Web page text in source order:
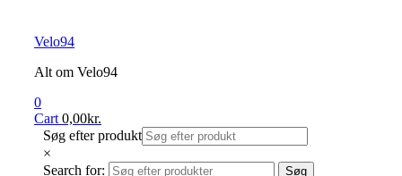
Velo94
Alt om Velo94
0
Cart 0,00kr.
Søg efter produkt
×
Search for:
Søg